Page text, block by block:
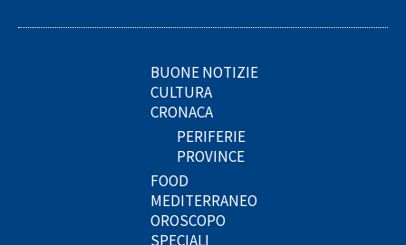
BUONE NOTIZIE
CULTURA
CRONACA
PERIFERIE
PROVINCE
FOOD
MEDITERRANEO
OROSCOPO
SPECIALI